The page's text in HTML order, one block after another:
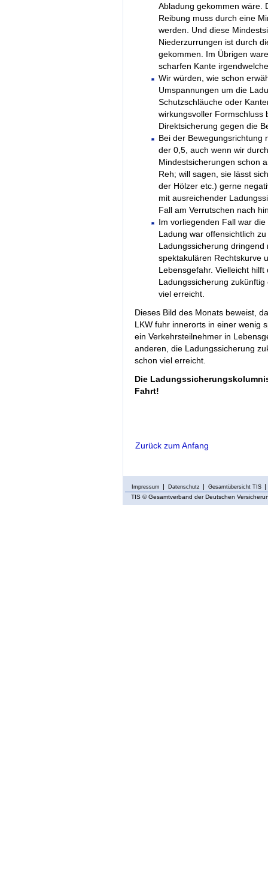
Abladung gekommen wäre.
Reibung muss durch eine
werden. Und diese
Niederzurrungen ist durch
gekommen. Im Übrigen
scharfen Kante
Wir würden, wie schon
Umspannungen um die
Schutzschläuche oder
wirkungsvoller Formschluss
Direktsicherung gegen die
Bei der Bewegungsrichtung
der 0,5, auch wenn wir
Mindestsicherungen schon
Reh; will sagen, sie lässt
der Hölzer etc.) gerne
mit ausreichender
Fall am Verrutschen nach
Im vorliegenden Fall war
Ladung war offensichtlich
Ladungssicherung
spektakulären Rechtskurve
Lebensgefahr. Vielleicht
Ladungssicherung
viel erreicht.
Dieses Bild des Monats beweist,
LKW fuhr innerorts in einer wenig
ein Verkehrsteilnehmer in
anderen, die Ladungssicherung
schon viel erreicht.
Die
Fahrt!
Zurück zum Anfang
Impressum Datenschutz Gesamtübersicht TIS
TIS © Gesamtverband der Deutschen